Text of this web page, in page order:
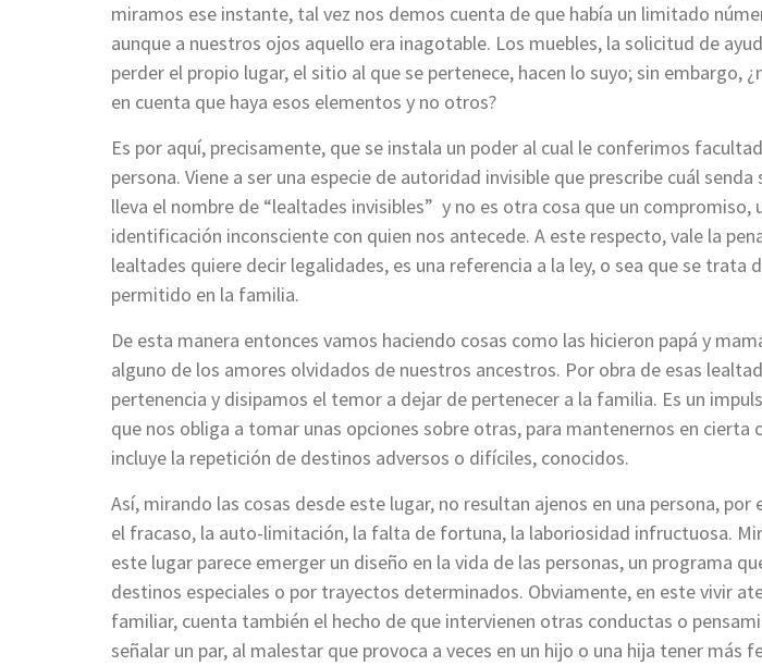
miramos ese instante, tal vez nos demos cuenta de que había un limitado
aunque a nuestros ojos aquello era inagotable. Los muebles, la solicitud de
perder el propio lugar, el sitio al que se pertenece, hacen lo suyo; sin embargo,
en cuenta que haya esos elementos y no otros?
Es por aquí, precisamente, que se instala un poder al cual le conferimos
persona. Viene a ser una especie de autoridad invisible que prescribe cuál
lleva el nombre de “lealtades invisibles” y no es otra cosa que un compromiso,
identificación inconsciente con quien nos antecede. A este respecto, vale la
lealtades quiere decir legalidades, es una referencia a la ley, o sea que se trata
permitido en la familia.
De esta manera entonces vamos haciendo cosas como las hicieron papá y
alguno de los amores olvidados de nuestros ancestros. Por obra de esas
pertenencia y disipamos el temor a dejar de pertenecer a la familia. Es un
que nos obliga a tomar unas opciones sobre otras, para mantenernos en cierta
incluye la repetición de destinos adversos o difíciles, conocidos.
Así, mirando las cosas desde este lugar, no resultan ajenos en una persona,
el fracaso, la auto-limitación, la falta de fortuna, la laboriosidad infructuosa.
este lugar parece emerger un diseño en la vida de las personas, un programa
destinos especiales o por trayectos determinados. Obviamente, en este vivir
familiar, cuenta también el hecho de que intervienen otras conductas o
señalar un par, al malestar que provoca a veces en un hijo o una hija tener más